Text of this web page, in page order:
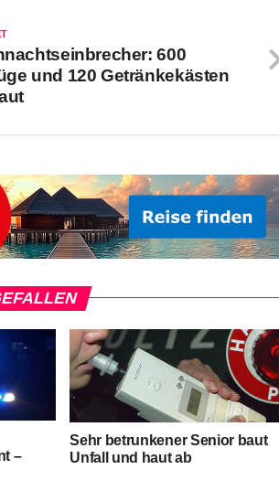
600
und 120 Getränkekästen
–
Sehr betrunkener Senior baut
Unfall und haut ab